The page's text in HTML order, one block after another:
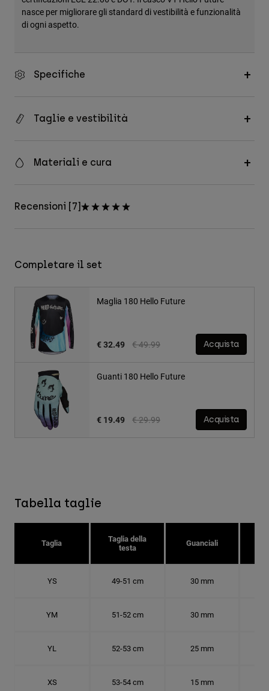
nasce per migliorare gli standard di vestibilità e funzionalità
di ogni aspetto.
Specifiche
Taglie e vestibilità
Materiali e cura
Recensioni [7]
Completare il set
Maglia 180 Hello Future
Price reduced from
€ 49.99to
€ 32.49 Acquista
Guanti 180 Hello Future
Price reduced from
€ 29.99to
€ 19.49 Acquista
Tabella taglie
Taglia
Taglia della
testa
Guanciali
YS 49-51 cm 30 mm
YM 51-52 cm 30 mm
YL 52-53 cm 25 mm
XS 53-54 cm 15 mm